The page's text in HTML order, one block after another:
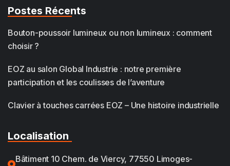
Postes Récents
Bouton-poussoir lumineux ou non lumineux : comment
choisir ?
EOZ au salon Global Industrie : notre première
participation et les coulisses de l’aventure
Clavier à touches carrées EOZ – Une histoire industrielle
Localisation
Bâtiment 10 Chem. de Viercy, 77550 Limoges-